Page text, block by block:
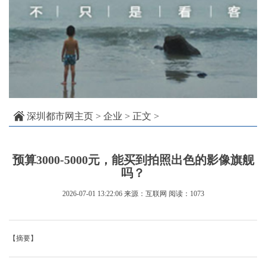
深圳都市网主页 > 企业 > 正文 >
预算3000-5000元，能买到拍照出色的影像旗舰
吗？
2026-07-01 13:22:06 来源：互联网 阅读：1073
【摘要】